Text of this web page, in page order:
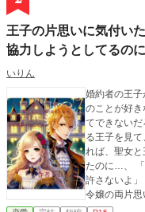
王子の片思いに気付い
協力しようとしてるの
いりん
婚約者の王
のことが好
てできない
る王子を見て、王
れば、聖女
たのに…、 「
許さないよ」 なん
令嬢の両片